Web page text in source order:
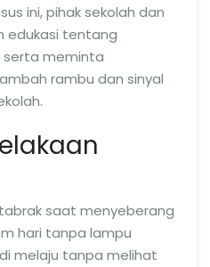
ini, pihak sekolah dan
edukasi tentang
serta meminta
rambu dan sinyal
saat menyeberang
hari tanpa lampu
melaju tanpa melihat